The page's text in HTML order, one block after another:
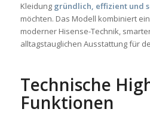
Kleidung gründlich, effizient und
möchten. Das Modell kombiniert
moderner Hisense-Technik,
alltagstauglichen Ausstattung für
Technische
Funktionen